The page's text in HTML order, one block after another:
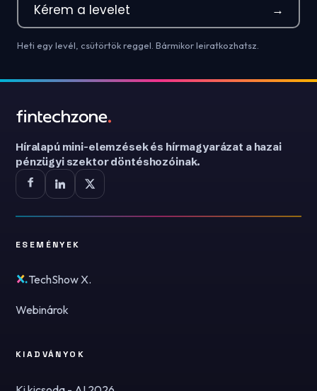
Kérem a levelet →
Heti egy levél, csütörtök reggel. Bármikor leiratkozhatsz.
Híralapú mini-elemzések és hírmagyarázat a hazai
pénzügyi szektor döntéshozóinak.
ESEMÉNYEK
TechShow X.
Webinárok
KIADVÁNYOK